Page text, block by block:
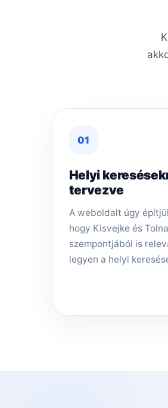
01
Helyi
tervezve
A weboldalt úgy
hogy Kisvejke és
szempontjából is
legyen a helyi